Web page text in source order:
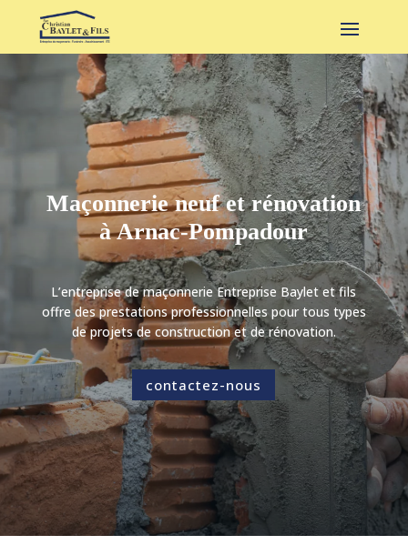
Maçonnerie neuf et rénovation
à Arnac-Pompadour
L’entreprise de maçonnerie Entreprise Baylet et fils
offre des prestations professionnelles pour tous types
de projets de construction et de rénovation.
contactez-nous